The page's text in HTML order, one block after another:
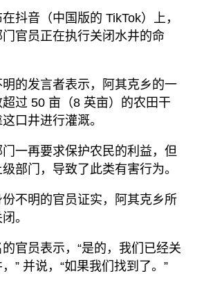
抖音（中国版的 TikTok）上，
官员正在执行关闭水井的命
的发言者表示，阿其克乡的一
过 50 亩（8 英亩）的农田干
口井进行灌溉。
一再要求保护农民的利益，但
部门，导致了此类有害行为。
不明的官员证实，阿其克乡所
。
官员表示，“是的，我们已经关
” 并说，“如果我们找到了。”